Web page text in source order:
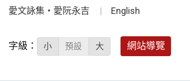
愛文詠集‧愛阮永吉 English
字級： 小 預設 大 網站導覽